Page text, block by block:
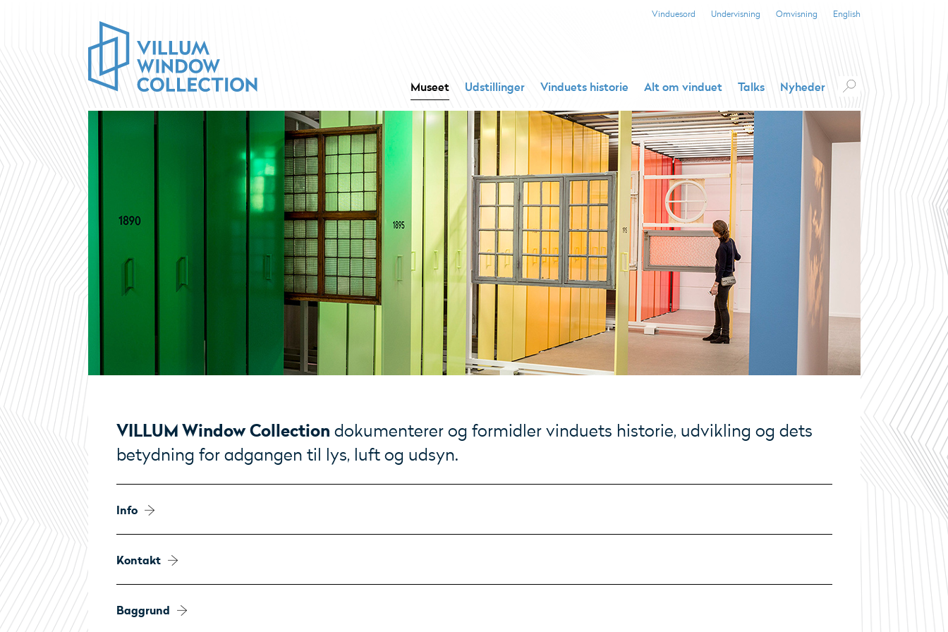
English
Vinduesord Undervisning Omvisning
Museet Udstillinger Vinduets historie Alt om vinduet Talks Nyheder
VILLUM Window Collection dokumenterer og formidler vinduets historie, udvikling og dets
betydning for adgangen til lys, luft og udsyn.
Info
Adresse
2860 Søborg
Danmark
Kontakt
Kontakt
Baggrund